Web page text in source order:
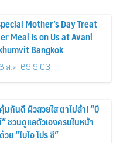
Mother’s Day Treat
Meal Is on Us at Avani
Bangkok
6 ส.ค. 69 9:03
กันดี ผิวสวยใส ตาไม่ล้า! “บี
ชวนดูแลตัวเองครบในหน้า
ย “ไบโอ โปร ซี”